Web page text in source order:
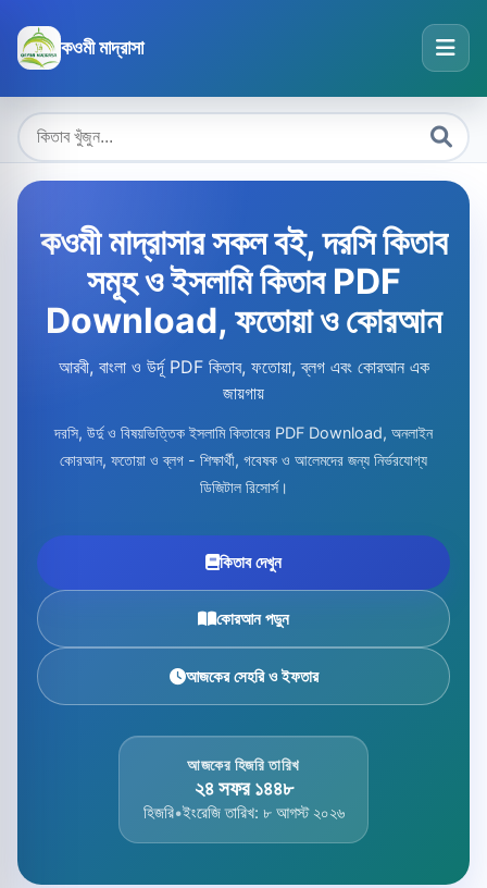
কওমী মাদ্রাসা
কওমী মাদ্রাসার সকল বই, দরসি কিতাব
সমূহ ও ইসলামি কিতাব PDF
Download, ফতোয়া ও কোরআন
আরবী, বাংলা ও উর্দূ PDF কিতাব, ফতোয়া, ব্লগ এবং কোরআন এক
জায়গায়
দরসি, উর্দু ও বিষয়ভিত্তিক ইসলামি কিতাবের PDF Download, অনলাইন
কোরআন, ফতোয়া ও ব্লগ - শিক্ষার্থী, গবেষক ও আলেমদের জন্য নির্ভরযোগ্য
ডিজিটাল রিসোর্স।
কিতাব দেখুন
কোরআন পড়ুন
আজকের সেহরি ও ইফতার
আজকের হিজরি তারিখ
২৪ সফর ১৪৪৮
হিজরি•ইংরেজি তারিখ: ৮ আগস্ট ২০২৬